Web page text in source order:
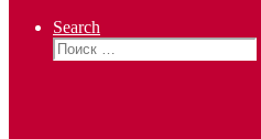
Search
Поиск